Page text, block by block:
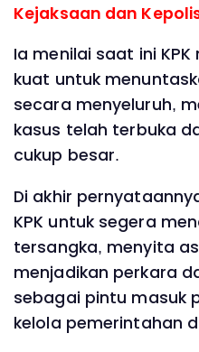
Kejaksaan dan
Ia menilai saat ini
kuat untuk
secara menyeluruh,
kasus telah terbuka
cukup besar.
Di akhir
KPK untuk segera
tersangka, menyita
menjadikan perkara
sebagai pintu masuk
kelola pemerintahan